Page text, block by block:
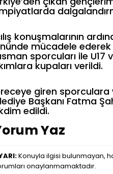
konuşmalarının
mücadele ederek
sporcuları ile
kupaları verildi.
giren sporculara
Başkanı Fatma
edildi.
Yaz
Konuyla ilgisi bulunmayan,
onaylanmamaktadır.